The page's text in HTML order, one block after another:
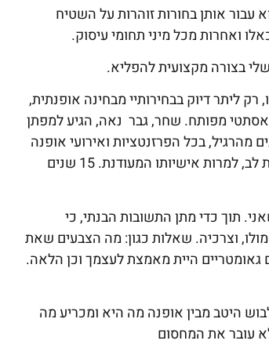
עבור אותן בחורות זוהרות על השטיח
ואחרות מכל מיני תחומי עיסוק.
בצורה מקצועית להפליא.
ליתר דיוק בבחירותיי מבחינה אופנתית,
אסתטי מפותח. שחר, גבר נאה, הגיע למפתן
מהרגיל, בכל הפרזנטציות ואירועי אופנה
שאנחנו נתקלים אחד בשנייה. ללא ספק, הוא תמיד הגבר שזוכה למבט ותשומת לב, למרות אישיותו המעודנת. 15 שנים
תוך כדי מתן התשובות הבנתי, כי
וצרכיה. שאלות כגון: מה הצבעים שאת
היית מאמצת לעצמך וכן הלאה.
היטב מבין אופנה מה היא ומכריע מה
עובר את המחסום